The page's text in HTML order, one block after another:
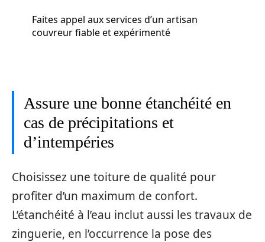
Faites appel aux services d’un artisan
couvreur fiable et expérimenté
Assure une bonne étanchéité en
cas de précipitations et
d’intempéries
Choisissez une toiture de qualité pour
profiter d’un maximum de confort.
L’étanchéité à l’eau inclut aussi les travaux de
zinguerie, en l’occurrence la pose des